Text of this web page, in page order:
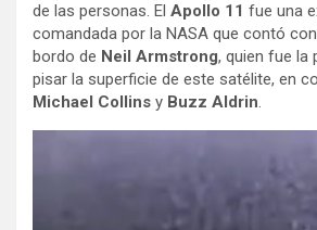
de las personas. El Apollo 11 fue una
comandada por la NASA que contó
bordo de Neil Armstrong, quien fue la
pisar la superficie de este satélite, en
Michael Collins y Buzz Aldrin.